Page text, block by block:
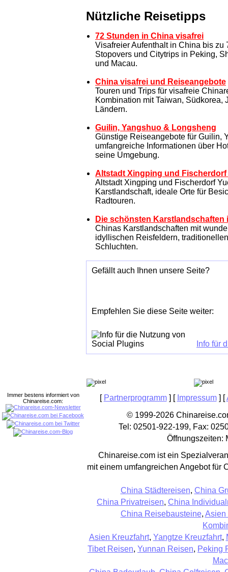
Nützliche Reisetipps
72 Stunden in China visafrei
Visafreier Aufenthalt in China bis
Stopovers und Citytrips in Peking,
und Macau.
China visafrei und Reiseangebote
Touren und Trips für visafreie
Kombination mit Taiwan,
Ländern.
Guilin, Yangshuo & Longsheng
Günstige Reiseangebote für Guilin,
umfangreiche Informationen über
seine Umgebung.
Altstadt Xingping und
Altstadt Xingping und Fischerdorf
Karstlandschaft, ideale Orte für
Radtouren.
Die schönsten Karstlandschaften
Chinas Karstlandschaften mit
idyllischen Reisfeldern,
Schluchten.
Gefällt auch Ihnen unsere Seite?
Empfehlen Sie diese Seite weiter:
Info für
[ Partnerprogramm] [ Impressum] [
© 1999-2026
Tel: 02501-922-199, Fax:
Öffnungszeiten:
Chinareise.com ist ein
mit einem umfangreichen Angebot für
China Städtereisen, China
China Privatreisen, China
China Reisebausteine, Asien
Asien Kreuzfahrt, Yangtze Kreuzfahrt,
Tibet Reisen, Yunnan Reisen, Peking
Immer bestens informiert von
Chinareise.com: